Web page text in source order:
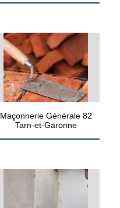
Maçonnerie Générale 82
Tarn-et-Garonne